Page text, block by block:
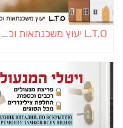
L.T.O יעוץ משכנתאות וכלכלת משפחה | יועץ משכנתאות באשכול